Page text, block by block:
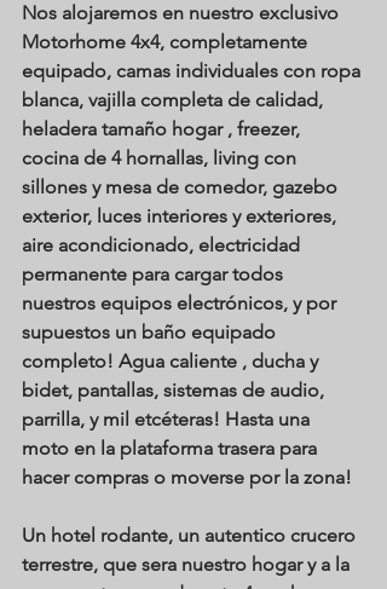
Nos alojaremos en nuestro exclusivo
Motorhome 4x4, completamente
equipado, camas individuales con ropa
blanca, vajilla completa de calidad,
heladera tamaño hogar , freezer,
cocina de 4 hornallas, living con
sillones y mesa de comedor, gazebo
exterior, luces interiores y exteriores,
aire acondicionado, electricidad
permanente para cargar todos
nuestros equipos electrónicos, y por
supuestos un baño equipado
completo! Agua caliente , ducha y
bidet, pantallas, sistemas de audio,
parrilla, y mil etcéteras! Hasta una
moto en la plataforma trasera para
hacer compras o moverse por la zona!
Un hotel rodante, un autentico crucero
terrestre, que sera nuestro hogar y a la